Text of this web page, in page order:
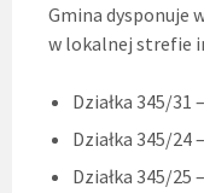
Gmina dysponuje
w lokalnej strefie
Działka 345/31
Działka 345/24
Działka 345/25